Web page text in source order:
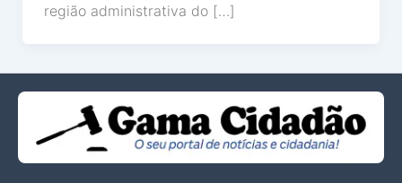
região administrativa do […]